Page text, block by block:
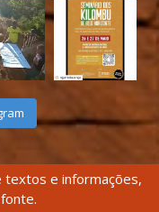
textos e informações,